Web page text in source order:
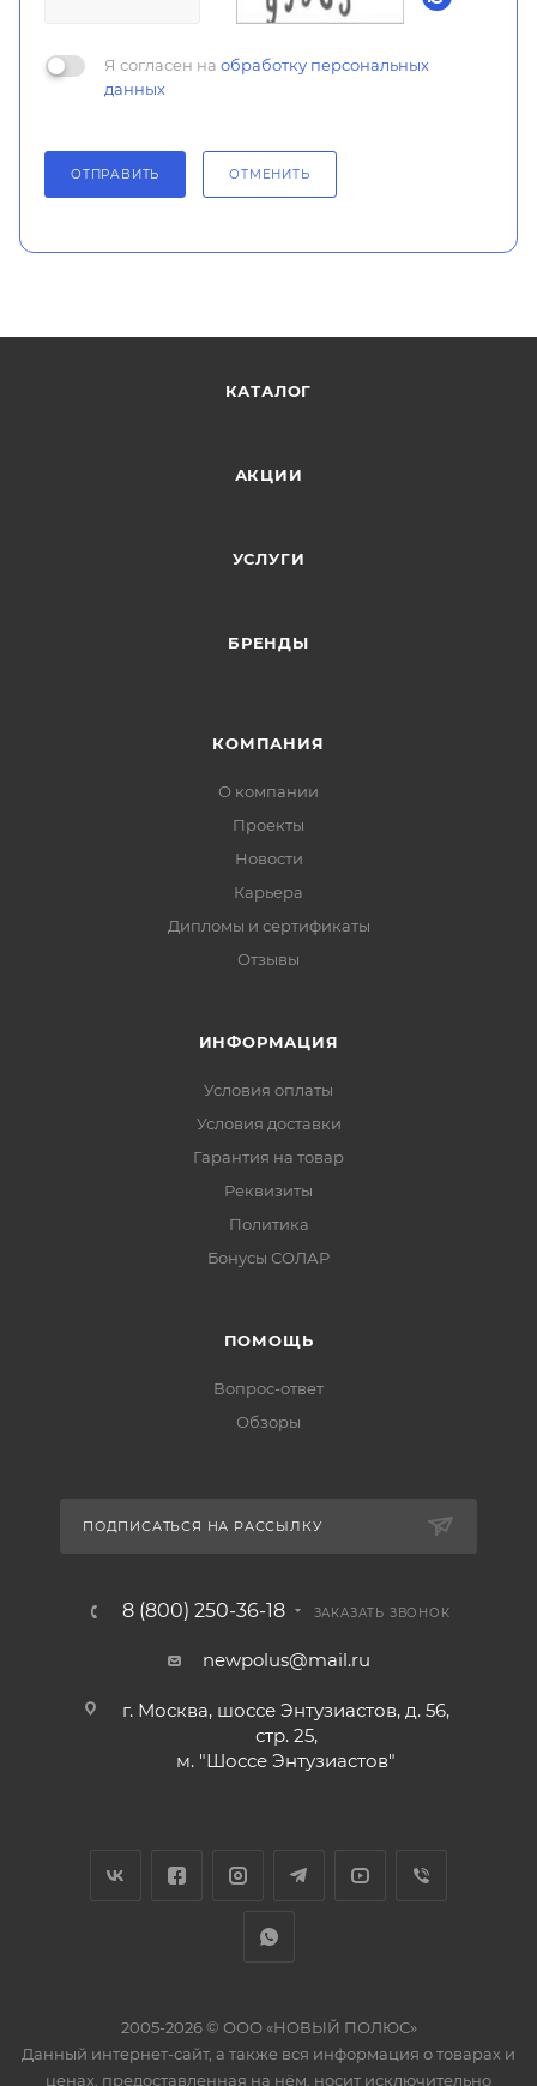
Я согласен на обработку персональных
данных
ОТПРАВИТЬ ОТМЕНИТЬ
КАТАЛОГ
АКЦИИ
УСЛУГИ
БРЕНДЫ
КОМПАНИЯ
О компании
Проекты
Новости
Карьера
Дипломы и сертификаты
Отзывы
ИНФОРМАЦИЯ
Условия оплаты
Условия доставки
Гарантия на товар
Реквизиты
Политика
Бонусы СОЛАР
ПОМОЩЬ
Вопрос-ответ
Обзоры
ПОДПИСАТЬСЯ НА РАССЫЛКУ
8 (800) 250-36-18 ЗАКАЗАТЬ ЗВОНОК
newpolus@mail.ru
г. Москва, шоссе Энтузиастов, д. 56,
стр. 25,
м. "Шоссе Энтузиастов"
2005-2026 © ООО «НОВЫЙ ПОЛЮС»
Данный интернет-сайт, а также вся информация о товарах и
ценах, предоставленная на нём, носит исключительно